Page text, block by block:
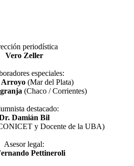
periodística
Vero Zeller
especiales:
Arroyo (Mar del Plata)
(Chaco / Corrientes)
destacado:
Damián Bil
y Docente de la UBA)
Asesor legal:
Pettineroli